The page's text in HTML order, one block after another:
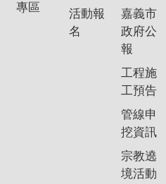
專區
活動報
名
嘉義市
政府公
報
工程施
工預告
管線申
挖資訊
宗教遶
境活動